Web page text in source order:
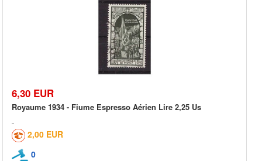
6,30 EUR
Royaume 1934 - Fiume Espresso Aérien Lire 2,25 Us
2,00 EUR
0